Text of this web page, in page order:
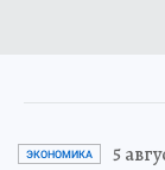
ЭКОНОМИКА 5